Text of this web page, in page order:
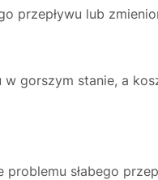
przepływu lub
gorszym stanie, a
słabego